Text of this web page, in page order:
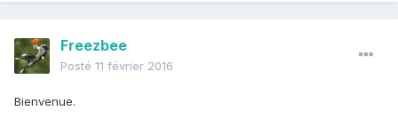
Freezbee
Posté 11 février 2016
Bienvenue.